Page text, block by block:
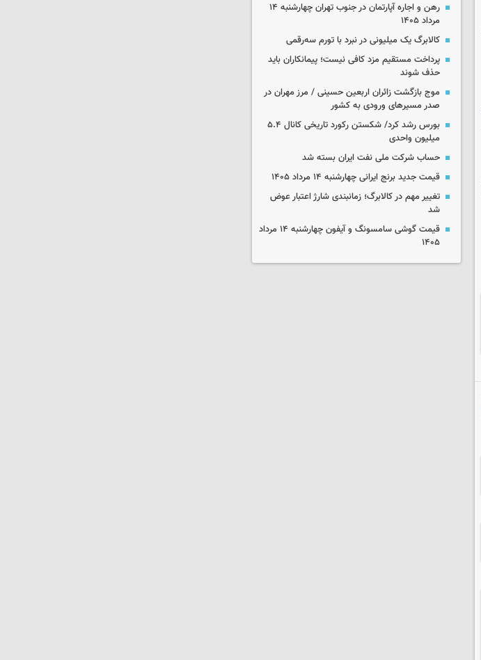
رهن و اجاره آپارتمان در جنوب تهران چهارشنبه ۱۴
مرداد ۱۴۰۵
کالابرگ یک میلیونی در نبرد با تورم سه‌رقمی
پرداخت مستقیم مزد کافی نیست؛ پیمانکاران باید
حذف شوند
موج بازگشت زائران اربعین حسینی / مرز مهران در
صدر مسیرهای ورودی به کشور
بورس رشد کرد/ شکستن رکورد تاریخی کانال ۵.۴
میلیون واحدی
حساب‌ شرکت ملی نفت ایران بسته شد
قیمت جدید برنج ایرانی چهارشنبه ۱۴ مرداد ۱۴۰۵
تغییر مهم در کالابرگ؛ زمانبندی‌ شارژ اعتبار عوض
شد
قیمت گوشی سامسونگ و آیفون چهارشنبه ۱۴ مرداد
۱۴۰۵